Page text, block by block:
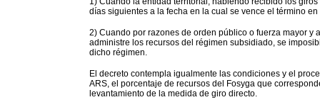
días siguientes a la fecha en la cual se vence el término
2) Cuando por razones de orden público o fuerza mayor
administre los recursos del régimen subsidiado, se
dicho régimen.
El decreto contempla igualmente las condiciones y el
ARS, el porcentaje de recursos del Fosyga que
levantamiento de la medida de giro directo.